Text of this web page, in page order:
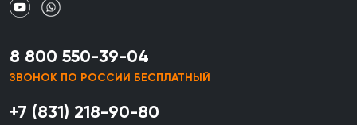
8 800 550-39-04
ЗВОНОК ПО РОССИИ БЕСПЛАТНЫЙ
+7 (831) 218-90-80